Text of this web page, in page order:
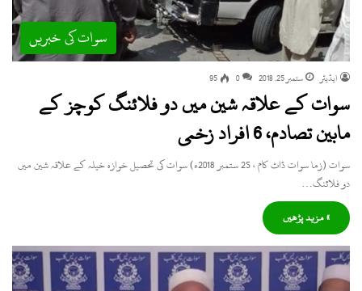
سوات کی خبریں
ایڈیٹر ستمبر 25, 2018 0
95
سوات کے علاقہ شین میں دو فلائنگ کوچز کے
مابین تصادم، 6 افراد زخمی
سوات (زما سوات ڈاٹ کام ، 25 ستمبر 2018ء) سوات کی تحصیل خوازہ خیلہ کے علاقہ شین میں
دو فلائنگ…
» مزید پڑھیں